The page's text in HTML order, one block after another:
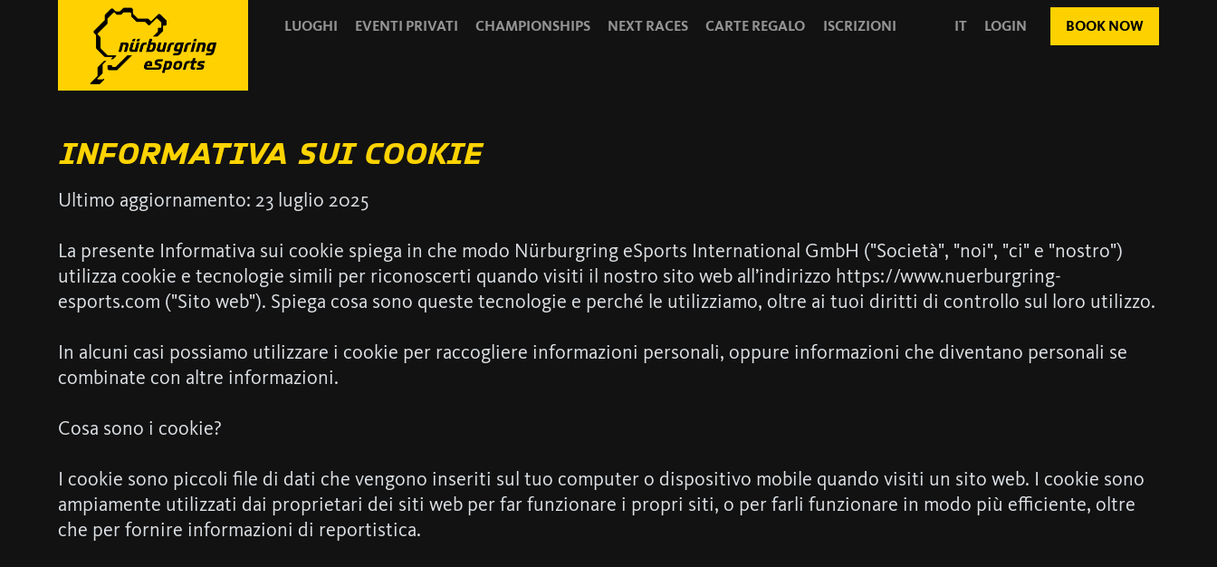
LUOGHI EVENTI PRIVATI CHAMPIONSHIPS NEXT RACES CARTE REGALO ISCRIZIONI IT LOGIN BOOK NOW
INFORMATIVA SUI COOKIE
Ultimo aggiornamento: 23 luglio 2025
La presente Informativa sui cookie spiega in che modo Nürburgring eSports International GmbH ("Società", "noi", "ci" e "nostro")
utilizza cookie e tecnologie simili per riconoscerti quando visiti il nostro sito web all’indirizzo https://www.nuerburgring-
esports.com ("Sito web"). Spiega cosa sono queste tecnologie e perché le utilizziamo, oltre ai tuoi diritti di controllo sul loro utilizzo.
In alcuni casi possiamo utilizzare i cookie per raccogliere informazioni personali, oppure informazioni che diventano personali se
combinate con altre informazioni.
Cosa sono i cookie?
I cookie sono piccoli file di dati che vengono inseriti sul tuo computer o dispositivo mobile quando visiti un sito web. I cookie sono
ampiamente utilizzati dai proprietari dei siti web per far funzionare i propri siti, o per farli funzionare in modo più efficiente, oltre
che per fornire informazioni di reportistica.